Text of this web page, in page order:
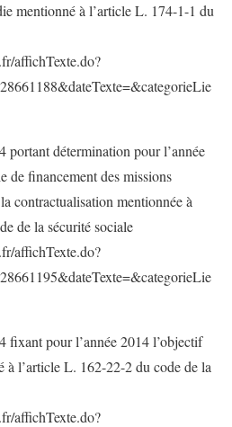
mentionné à l’article L. 174-1-1 du
affichTexte.do?
portant détermination pour l’année
de financement des missions
contractualisation mentionnée à
de la sécurité sociale
affichTexte.do?
fixant pour l’année 2014 l’objectif
l’article L. 162-22-2 du code de la
affichTexte.do?